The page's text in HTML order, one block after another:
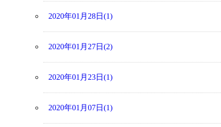
2020年01月28日(1)
2020年01月27日(2)
2020年01月23日(1)
2020年01月07日(1)